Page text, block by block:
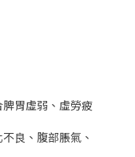
胃虛弱、虛勞疲
良、腹部脹氣、